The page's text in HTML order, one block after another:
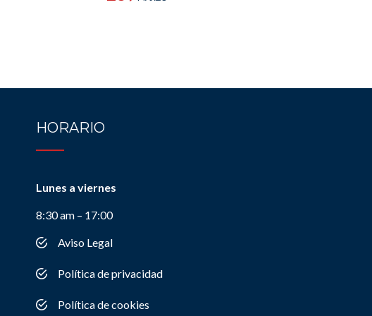
HORARIO
Lunes a viernes
8:30 am – 17:00
Aviso Legal
Política de privacidad
Política de cookies